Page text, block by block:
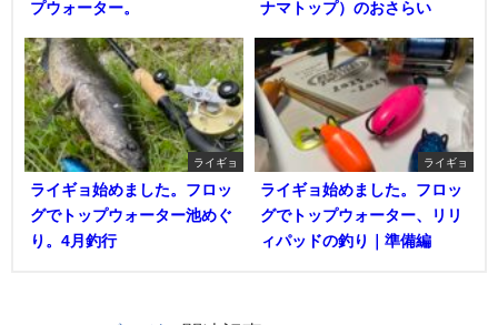
プウォーター。
ナマトップ）のおさらい
ライギョ
ライギョ始めました。フロッ
グでトップウォーター池めぐ
り。4月釣行
ライギョ
ライギョ始めました。フロッ
グでトップウォーター、リリ
ィパッドの釣り｜準備編